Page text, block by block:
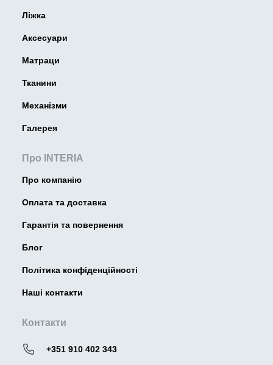
Ліжка
Аксесуари
Матраци
Тканини
Механізми
Галерея
Про INTERIA
Про компанію
Оплата та доставка
Гарантія та повернення
Блог
Політика конфіденційності
Наші контакти
Контакти
+351 910 402 343